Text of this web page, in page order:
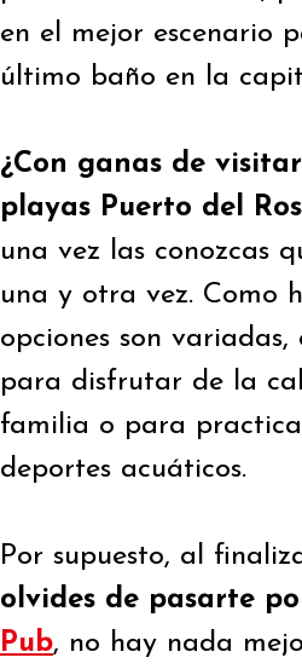
en el mejor escenario
último baño en la
¿Con ganas de
playas Puerto del
una vez las conozcas
una y otra vez. Como
opciones son
para disfrutar de la
familia o para
deportes acuáticos.
Por supuesto, al
olvides de pasarte
Pub, no hay nada